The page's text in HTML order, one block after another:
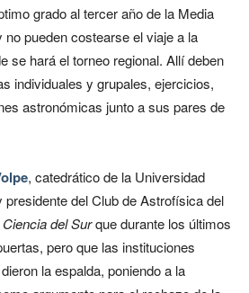
grado al tercer año de la Media
pueden costearse el viaje a la
se hará el torneo regional. Allí deben
individuales y grupales, ejercicios,
astronómicas junto a sus pares de
, catedrático de la Universidad
presidente del Club de Astrofísica del
Ciencia del Surque durante los últimos
pero que las instituciones
la espalda, poniendo a la